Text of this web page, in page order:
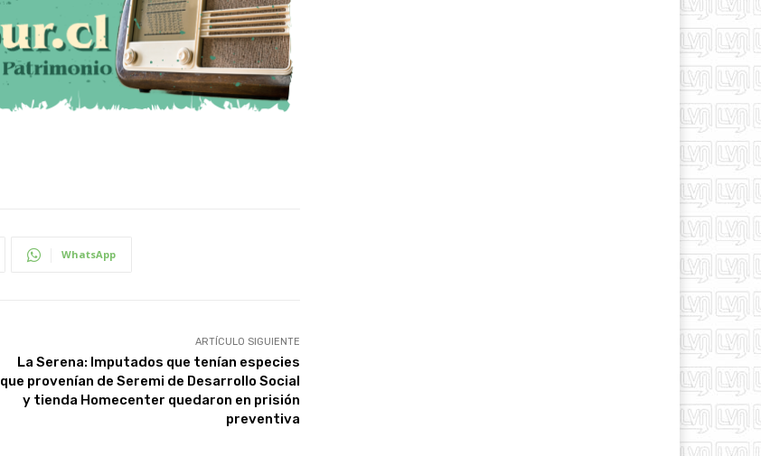
WhatsApp
ARTÍCULO SIGUIENTE
La Serena: Imputados que tenían especies
que provenían de Seremi de Desarrollo Social
y tienda Homecenter quedaron en prisión
preventiva